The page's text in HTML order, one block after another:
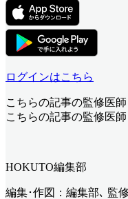
ログインはこちら
こちらの記事の監修医師
こちらの記事の監修医師
HOKUTO編集部
編集･作図：編集部､ 監